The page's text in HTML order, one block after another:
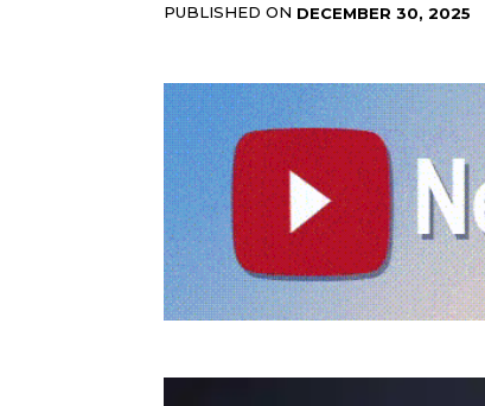
PUBLISHED ON DECEMBER 30, 2025